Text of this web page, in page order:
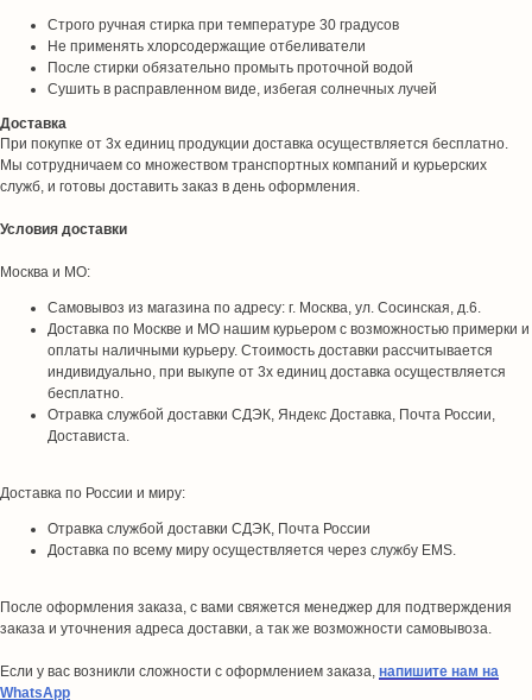
Строго ручная стирка при температуре 30 градусов
Не применять хлорсодержащие отбеливатели
После стирки обязательно промыть проточной водой
Сушить в расправленном виде, избегая солнечных лучей
Доставка
При покупке от 3х единиц продукции доставка осуществляется бесплатно.
Мы сотрудничаем со множеством транспортных компаний и курьерских
служб, и готовы доставить заказ в день оформления.
Условия доставки
Москва и МО:
Самовывоз из магазина по адресу: г. Москва, ул. Сосинская, д.6.
Доставка по Москве и МО нашим курьером с возможностью примерки и
оплаты наличными курьеру. Стоимость доставки рассчитывается
индивидуально, при выкупе от 3х единиц доставка осуществляется
бесплатно.
Отравка службой доставки СДЭК, Яндекс Доставка, Почта России,
Достависта.
Доставка по России и миру:
Отравка службой доставки СДЭК, Почта России
Доставка по всему миру осуществляется через службу EMS.
После оформления заказа, с вами свяжется менеджер для подтверждения
заказа и уточнения адреса доставки, а так же возможности самовывоза.
Если у вас возникли сложности с оформлением заказа, напишите нам на
WhatsApp